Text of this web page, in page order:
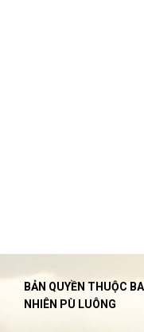
BẢN QUYỀN THUỘC
NHIÊN PÙ LUÔNG